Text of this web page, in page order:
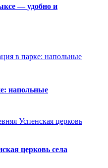
— удобно и
напольные
церковь села